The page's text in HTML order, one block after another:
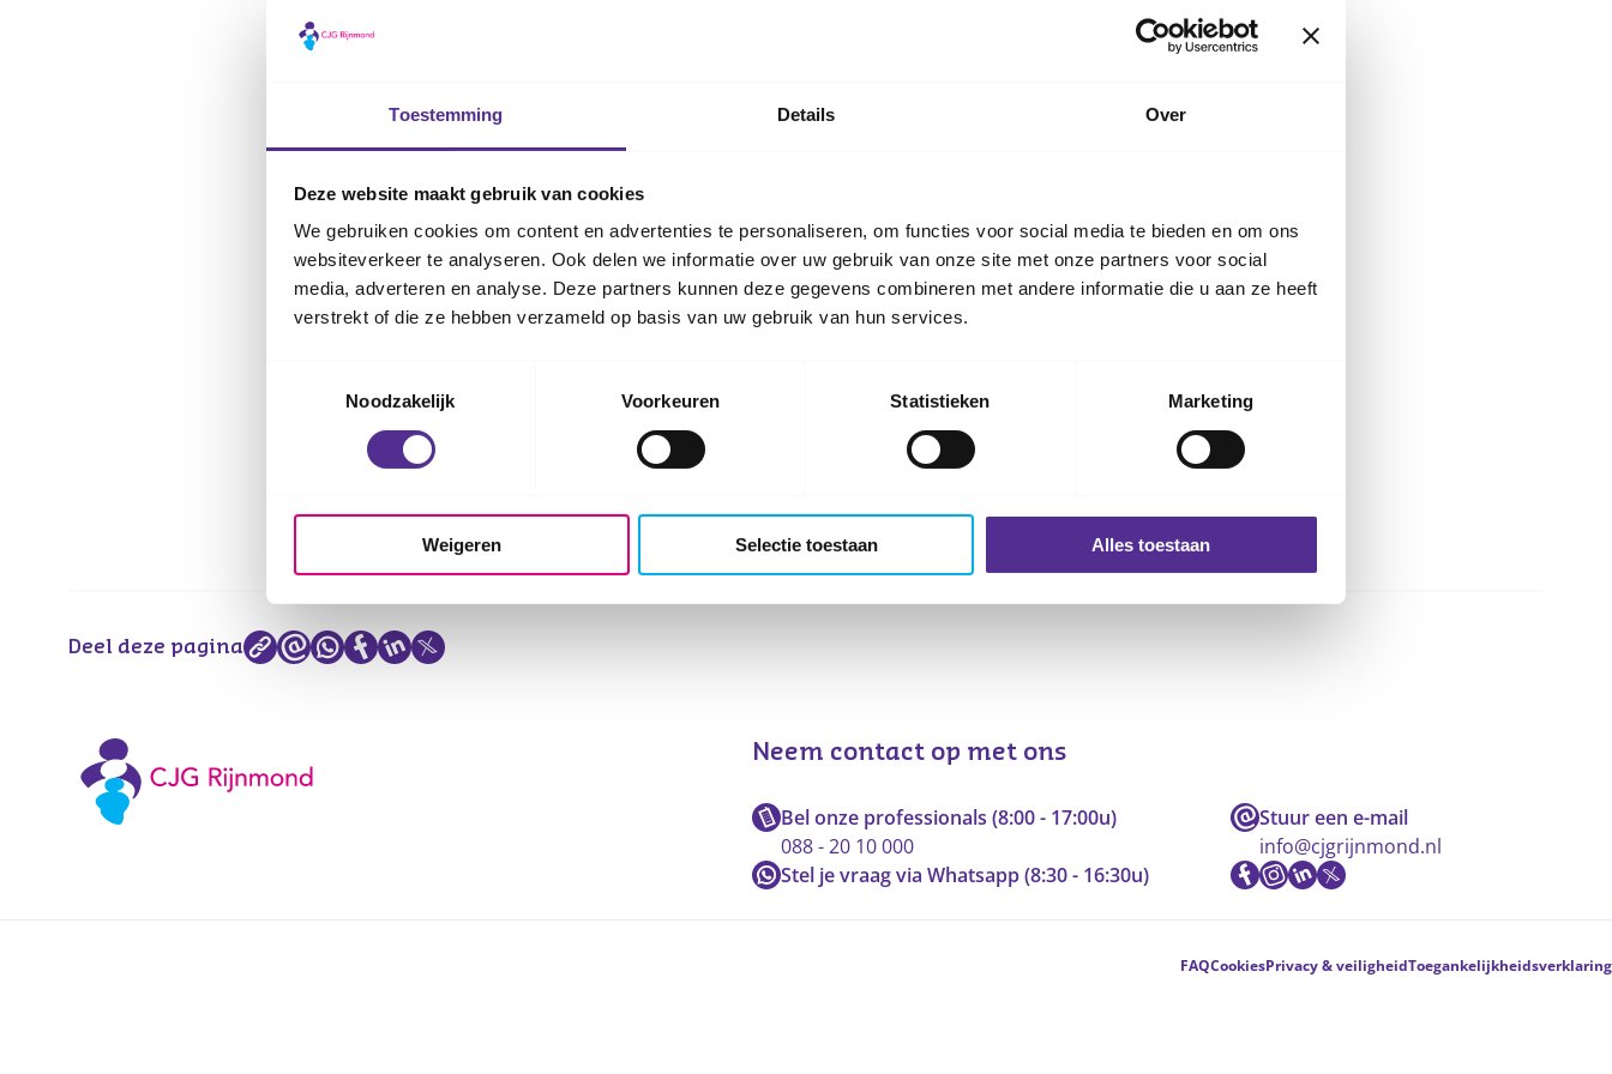
Toestemming Details Over
Deze website maakt gebruik van cookies
We gebruiken cookies om content en advertenties te personaliseren, om functies voor social media te bieden en om ons
websiteverkeer te analyseren. Ook delen we informatie over uw gebruik van onze site met onze partners voor social
media, adverteren en analyse. Deze partners kunnen deze gegevens combineren met andere informatie die u aan ze heeft
verstrekt of die ze hebben verzameld op basis van uw gebruik van hun services.
Noodzakelijk
Voorkeuren Statistieken Marketing
Weigeren Selectie toestaan Alles toestaan
Is Nederlands niet jouw taal? Of kun je de folder niet goed zien of lezen? Bekijk de
Bekijk digitaal toegankelijke versie
Het Voorschools Zorg- en Adviesteam Barendrecht
Deel deze pagina
Neem contact op met ons
Bel onze professionals (8:00 - 17:00u)
088 - 20 10 000
Stel je vraag via Whatsapp (8:30 - 16:30u)
Stuur een e-mail
info@cjgrijnmond.nl
FAQCookiesPrivacy & veiligheidToegankelijkheidsverklaring